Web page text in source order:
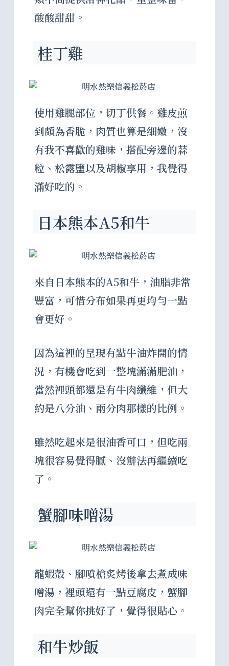
酸酸甜甜。
桂丁雞
使用雞腿部位，切丁供餐。雞皮煎
到頗為香脆，肉質也算是細嫩，沒
有我不喜歡的雞味，搭配旁邊的蒜
粒、松露鹽以及胡椒享用，我覺得
滿好吃的。
日本熊本A5和牛
來自日本熊本的A5和牛，油脂非常
豐富，可惜分布如果再更均勻一點
會更好。
因為這裡的呈現有點牛油炸開的情
況，有機會吃到一整塊滿滿肥油，
當然裡頭都還是有牛肉纖維，但大
約是八分油、兩分肉那樣的比例。
雖然吃起來是很油香可口，但吃兩
塊很容易覺得膩、沒辦法再繼續吃
了。
蟹腳味噌湯
龍蝦殼、腳噴槍炙烤後拿去煮成味
噌湯，裡頭還有一點豆腐皮，蟹腳
肉完全幫你挑好了，覺得很貼心。
和牛炒飯